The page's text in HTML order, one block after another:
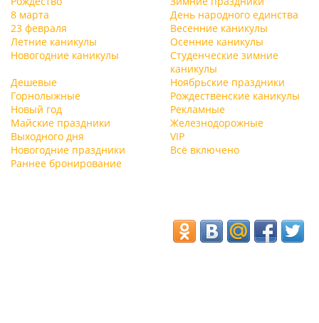
8 марта
День народного единства
23 февраля
Весенние каникулы
Летние каникулы
Осенние каникулы
Новогодние каникулы
Студенческие зимние
каникулы
Дешевые
Ноябрьские праздники
Горнолыжные
Рождественские каникулы
Новый год
Рекламные
Майские праздники
Железнодорожные
Выходного дня
VIP
Новогодние праздники
Всё включено
Раннее бронирование